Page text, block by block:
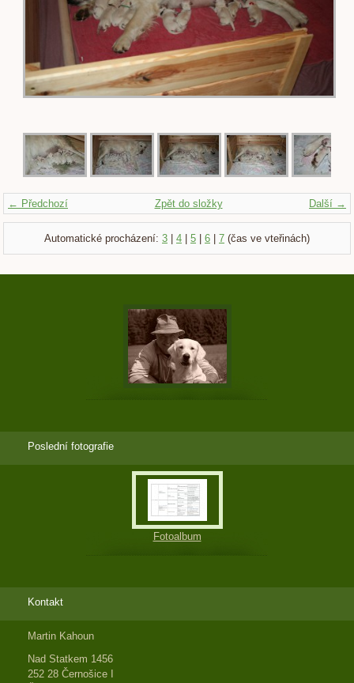
← Předchozí Další →
Zpět do složky
Automatické procházení: 3 4 5 6 7 (čas ve vteřinách)
Poslední fotografie
Fotoalbum
Kontakt
Martin Kahoun
Nad Statkem 1456
252 28 Černošice I